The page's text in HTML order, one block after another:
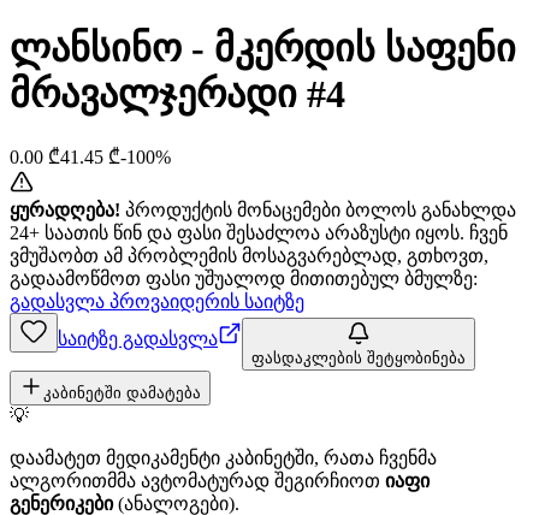
ლანსინო - მკერდის საფენი
მრავალჯერადი #4
0.00 ₾41.45 ₾-100%
ყურადღება! პროდუქტის მონაცემები ბოლოს განახლდა
24+ საათის წინ და ფასი შესაძლოა არაზუსტი იყოს. ჩვენ
ვმუშაობთ ამ პრობლემის მოსაგვარებლად, გთხოვთ,
გადაამოწმოთ ფასი უშუალოდ მითითებულ ბმულზე:
გადასვლა პროვაიდერის საიტზე
საიტზე გადასვლა
ფასდაკლების შეტყობინება
კაბინეტში დამატება
💡
დაამატეთ მედიკამენტი კაბინეტში, რათა ჩვენმა
ალგორითმმა ავტომატურად შეგირჩიოთ იაფი
გენერიკები(ანალოგები).